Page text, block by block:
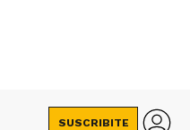
SUSCRIBITE